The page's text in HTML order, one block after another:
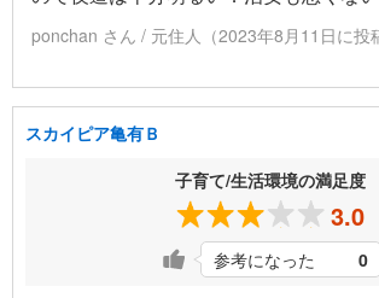
ponchan さん / 元住人（2023年8月11日に投
スカイピア亀有Ｂ
子育て/生活環境の満足度
3.0
参考になった 0